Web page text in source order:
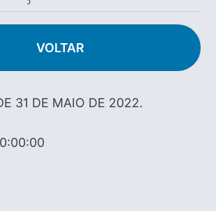
VOLTAR
31 DE MAIO DE 2022.